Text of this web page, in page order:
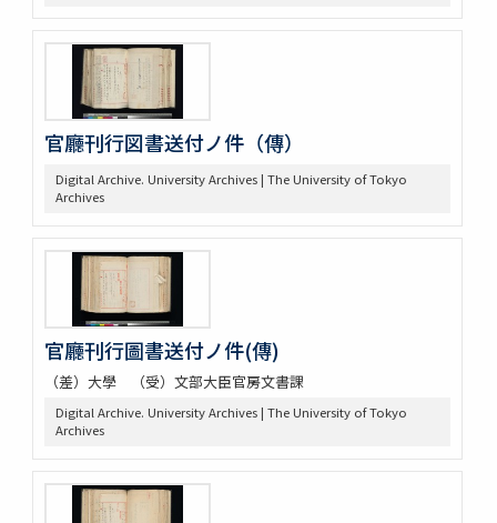
官廳刊行図書送付ノ件（傳）
Digital Archive. University Archives | The University of Tokyo
Archives
官廳刊行圖書送付ノ件(傳)
（差）大學 （受）文部大臣官房文書課
Digital Archive. University Archives | The University of Tokyo
Archives